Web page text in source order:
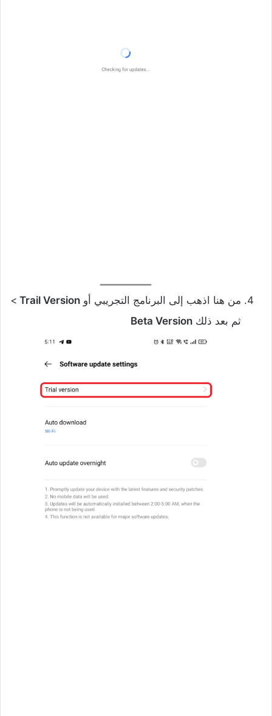
من هنا اذهب إلى البرنامج التجريبي أو Trail Version
>
ثم بعد ذلك Beta Version